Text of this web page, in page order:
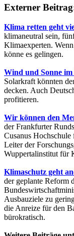
Externer
Klima retten geht
klimaneutral sein,
Klimaexperten.
könne es gelingen.
Wind und Sonne
Solarkraft könnten
decken. Auch
profitieren.
Wir können den
der Frankfurter
Cusanus Hochschule
Leiter der
Wuppertalinstitut für
Klimaschutz geht
der geplante Reform
Ausbauziele zu
die Anreize für den
bürokratisch.